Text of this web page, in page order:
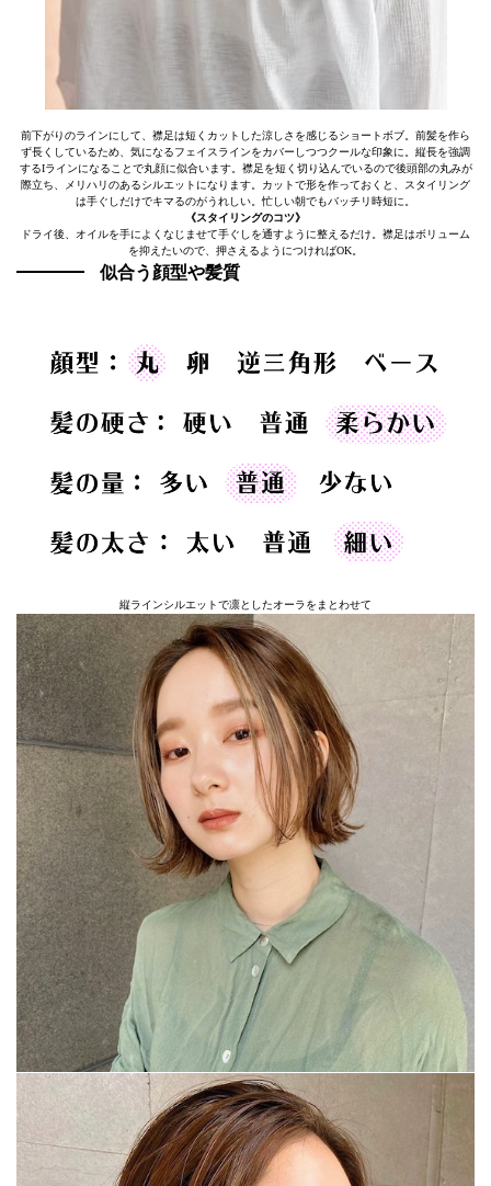
前下がりのラインにして、襟足は短くカットした涼しさを感じるショートボブ。前髪を作ら
ず長くしているため、気になるフェイスラインをカバーしつつクールな印象に。縦長を強調
するIラインになることで丸顔に似合います。襟足を短く切り込んでいるので後頭部の丸みが
際立ち、メリハリのあるシルエットになります。カットで形を作っておくと、スタイリング
は手ぐしだけでキマるのがうれしい。忙しい朝でもバッチリ時短に。
《スタイリングのコツ》
ドライ後、オイルを手によくなじませて手ぐしを通すように整えるだけ。襟足はボリューム
を抑えたいので、押さえるようにつければOK。
似合う顔型や髪質
縦ラインシルエットで凛としたオーラをまとわせて